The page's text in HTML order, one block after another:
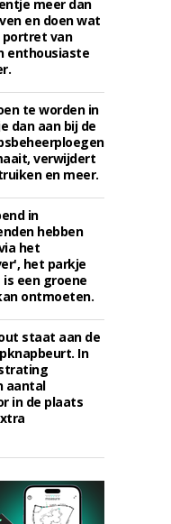
meer dan
en doen wat
portret van
enthousiaste
te worden in
dan aan bij de
verwijdert
en meer.
in
hebben
het
het parkje
een groene
ontmoeten.
staat aan de
In
aantal
in de plaats